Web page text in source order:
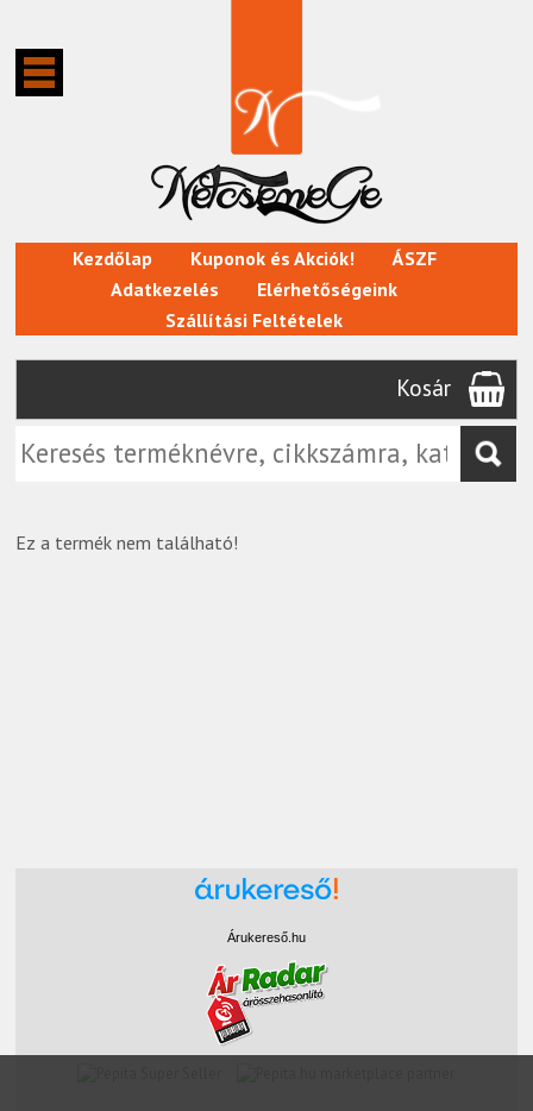
Kezdőlap Kuponok és Akciók!
ÁSZF
Adatkezelés
Elérhetőségeink
Szállítási Feltételek
Kosár
Ez a termék nem található!
Árukereső.hu